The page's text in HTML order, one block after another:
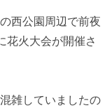
西公園周辺で前夜
火大会が開催さ
雑していましたの